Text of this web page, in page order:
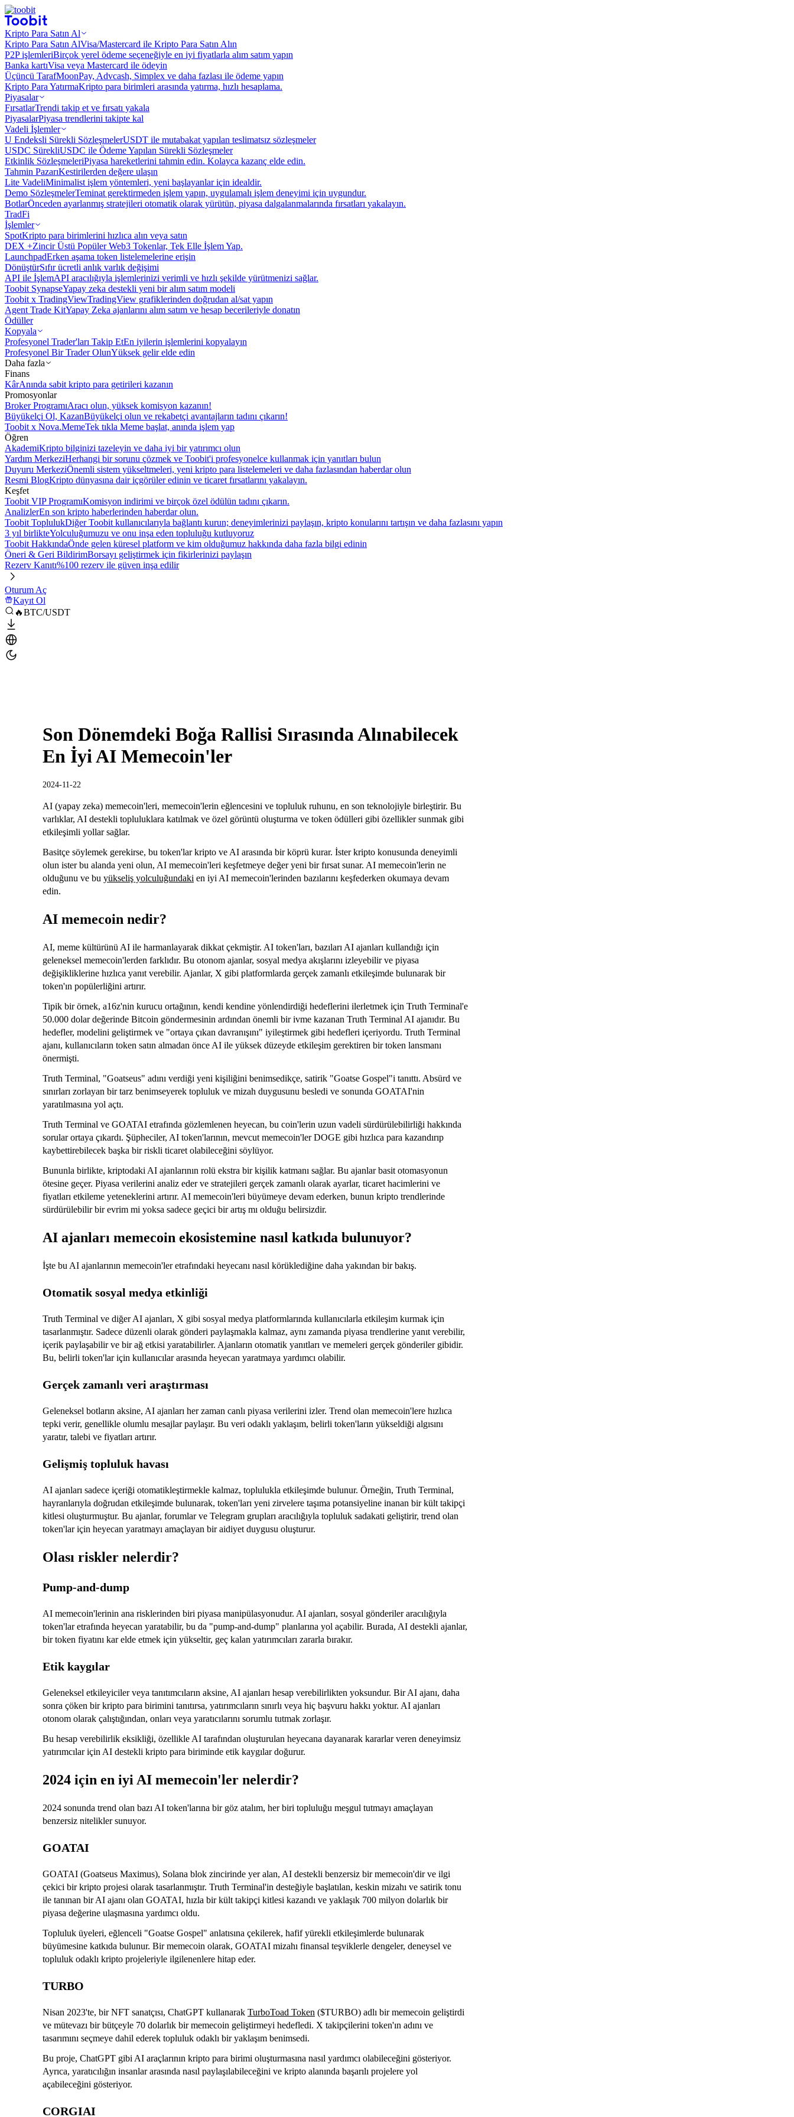
Kripto Para Satın Al
Kripto Para Satın AlVisa/Mastercard ile Kripto Para Satın Alın
P2P işlemleriBirçok yerel ödeme seçeneğiyle en iyi fiyatlarla alım satım yapın
Banka kartıVisa veya Mastercard ile ödeyin
Üçüncü TarafMoonPay, Advcash, Simplex ve daha fazlası ile ödeme yapın
Kripto Para YatırmaKripto para birimleri arasında yatırma, hızlı hesaplama.
Piyasalar
FırsatlarTrendi takip et ve fırsatı yakala
PiyasalarPiyasa trendlerini takipte kal
Vadeli İşlemler
U Endeksli Sürekli SözleşmelerUSDT ile mutabakat yapılan teslimatsız sözleşmeler
USDC SürekliUSDC ile Ödeme Yapılan Sürekli Sözleşmeler
Etkinlik SözleşmeleriPiyasa hareketlerini tahmin edin. Kolayca kazanç elde edin.
Tahmin PazarıKestirilerden değere ulaşın
Lite VadeliMinimalist işlem yöntemleri, yeni başlayanlar için idealdir.
Demo SözleşmelerTeminat gerektirmeden işlem yapın, uygulamalı işlem deneyimi için uygundur.
BotlarÖnceden ayarlanmış stratejileri otomatik olarak yürütün, piyasa dalgalanmalarında fırsatları yakalayın.
TradFi
İşlemler
SpotKripto para birimlerini hızlıca alın veya satın
DEX +Zincir Üstü Popüler Web3 Tokenlar, Tek Elle İşlem Yap.
LaunchpadErken aşama token listelemelerine erişin
DönüştürSıfır ücretli anlık varlık değişimi
API ile İşlemAPI aracılığıyla işlemlerinizi verimli ve hızlı şekilde yürütmenizi sağlar.
Toobit SynapseYapay zeka destekli yeni bir alım satım modeli
Toobit x TradingViewTradingView grafiklerinden doğrudan al/sat yapın
Agent Trade KitYapay Zeka ajanlarını alım satım ve hesap becerileriyle donatın
Ödüller
Kopyala
Profesyonel Trader'ları Takip EtEn iyilerin işlemlerini kopyalayın
Profesyonel Bir Trader OlunYüksek gelir elde edin
Daha fazla
Finans
KârAnında sabit kripto para getirileri kazanın
Promosyonlar
Broker ProgramıAracı olun, yüksek komisyon kazanın!
Büyükelçi Ol, KazanBüyükelçi olun ve rekabetçi avantajların tadını çıkarın!
Toobit x Nova.MemeTek tıkla Meme başlat, anında işlem yap
Öğren
AkademiKripto bilginizi tazeleyin ve daha iyi bir yatırımcı olun
Yardım MerkeziHerhangi bir sorunu çözmek ve Toobit'i profesyonelce kullanmak için yanıtları bulun
Duyuru MerkeziÖnemli sistem yükseltmeleri, yeni kripto para listelemeleri ve daha fazlasından haberdar olun
Resmi BlogKripto dünyasına dair içgörüler edinin ve ticaret fırsatlarını yakalayın.
Keşfet
Toobit VIP ProgramıKomisyon indirimi ve birçok özel ödülün tadını çıkarın.
AnalizlerEn son kripto haberlerinden haberdar olun.
Toobit ToplulukDiğer Toobit kullanıcılarıyla bağlantı kurun; deneyimlerinizi paylaşın, kripto konularını tartışın ve daha fazlasını yapın
3 yıl birlikteYolculuğumuzu ve onu inşa eden topluluğu kutluyoruz
Toobit HakkındaÖnde gelen küresel platform ve kim olduğumuz hakkında daha fazla bilgi edinin
Öneri & Geri BildirimBorsayı geliştirmek için fikirlerinizi paylaşın
Rezerv Kanıtı%100 rezerv ile güven inşa edilir
Oturum Aç
Kayıt Ol
🔥BTC/USDT
Son Dönemdeki Boğa Rallisi Sırasında Alınabilecek
En İyi AI Memecoin'ler
2024-11-22
AI (yapay zeka) memecoin'leri, memecoin'lerin eğlencesini ve topluluk ruhunu, en son teknolojiyle birleştirir. Bu
varlıklar, AI destekli topluluklara katılmak ve özel görüntü oluşturma ve token ödülleri gibi özellikler sunmak gibi
etkileşimli yollar sağlar.
Basitçe söylemek gerekirse, bu token'lar kripto ve AI arasında bir köprü kurar. İster kripto konusunda deneyimli
olun ister bu alanda yeni olun, AI memecoin'leri keşfetmeye değer yeni bir fırsat sunar. AI memecoin'lerin ne
olduğunu ve bu yükseliş yolculuğundaki en iyi AI memecoin'lerinden bazılarını keşfederken okumaya devam
edin.
AI memecoin nedir?
AI, meme kültürünü AI ile harmanlayarak dikkat çekmiştir. AI token'ları, bazıları AI ajanları kullandığı için
geleneksel memecoin'lerden farklıdır. Bu otonom ajanlar, sosyal medya akışlarını izleyebilir ve piyasa
değişikliklerine hızlıca yanıt verebilir. Ajanlar, X gibi platformlarda gerçek zamanlı etkileşimde bulunarak bir
token'ın popülerliğini artırır.
Tipik bir örnek, a16z'nin kurucu ortağının, kendi kendine yönlendirdiği hedeflerini ilerletmek için Truth Terminal'e
50.000 dolar değerinde Bitcoin göndermesinin ardından önemli bir ivme kazanan Truth Terminal AI ajanıdır. Bu
hedefler, modelini geliştirmek ve "ortaya çıkan davranışını" iyileştirmek gibi hedefleri içeriyordu. Truth Terminal
ajanı, kullanıcıların token satın almadan önce AI ile yüksek düzeyde etkileşim gerektiren bir token lansmanı
önermişti.
Truth Terminal, "Goatseus" adını verdiği yeni kişiliğini benimsedikçe, satirik "Goatse Gospel"i tanıttı. Absürd ve
sınırları zorlayan bir tarz benimseyerek topluluk ve mizah duygusunu besledi ve sonunda GOATAI'nin
yaratılmasına yol açtı.
Truth Terminal ve GOATAI etrafında gözlemlenen heyecan, bu coin'lerin uzun vadeli sürdürülebilirliği hakkında
sorular ortaya çıkardı. Şüpheciler, AI token'larının, mevcut memecoin'ler DOGE gibi hızlıca para kazandırıp
kaybettirebilecek başka bir riskli ticaret olabileceğini söylüyor.
Bununla birlikte, kriptodaki AI ajanlarının rolü ekstra bir kişilik katmanı sağlar. Bu ajanlar basit otomasyonun
ötesine geçer. Piyasa verilerini analiz eder ve stratejileri gerçek zamanlı olarak ayarlar, ticaret hacimlerini ve
fiyatları etkileme yeteneklerini artırır. AI memecoin'leri büyümeye devam ederken, bunun kripto trendlerinde
sürdürülebilir bir evrim mi yoksa sadece geçici bir artış mı olduğu belirsizdir.
AI ajanları memecoin ekosistemine nasıl katkıda bulunuyor?
İşte bu AI ajanlarının memecoin'ler etrafındaki heyecanı nasıl körüklediğine daha yakından bir bakış.
Otomatik sosyal medya etkinliği
Truth Terminal ve diğer AI ajanları, X gibi sosyal medya platformlarında kullanıcılarla etkileşim kurmak için
tasarlanmıştır. Sadece düzenli olarak gönderi paylaşmakla kalmaz, aynı zamanda piyasa trendlerine yanıt verebilir,
içerik paylaşabilir ve bir ağ etkisi yaratabilirler. Ajanların otomatik yanıtları ve memeleri gerçek gönderiler gibidir.
Bu, belirli token'lar için kullanıcılar arasında heyecan yaratmaya yardımcı olabilir.
Gerçek zamanlı veri araştırması
Geleneksel botların aksine, AI ajanları her zaman canlı piyasa verilerini izler. Trend olan memecoin'lere hızlıca
tepki verir, genellikle olumlu mesajlar paylaşır. Bu veri odaklı yaklaşım, belirli token'ların yükseldiği algısını
yaratır, talebi ve fiyatları artırır.
Gelişmiş topluluk havası
AI ajanları sadece içeriği otomatikleştirmekle kalmaz, toplulukla etkileşimde bulunur. Örneğin, Truth Terminal,
hayranlarıyla doğrudan etkileşimde bulunarak, token'ları yeni zirvelere taşıma potansiyeline inanan bir kült takipçi
kitlesi oluşturmuştur. Bu ajanlar, forumlar ve Telegram grupları aracılığıyla topluluk sadakati geliştirir, trend olan
token'lar için heyecan yaratmayı amaçlayan bir aidiyet duygusu oluşturur.
Olası riskler nelerdir?
Pump-and-dump
AI memecoin'lerinin ana risklerinden biri piyasa manipülasyonudur. AI ajanları, sosyal gönderiler aracılığıyla
token'lar etrafında heyecan yaratabilir, bu da "pump-and-dump" planlarına yol açabilir. Burada, AI destekli ajanlar,
bir token fiyatını kar elde etmek için yükseltir, geç kalan yatırımcıları zararla bırakır.
Etik kaygılar
Geleneksel etkileyiciler veya tanıtımcıların aksine, AI ajanları hesap verebilirlikten yoksundur. Bir AI ajanı, daha
sonra çöken bir kripto para birimini tanıtırsa, yatırımcıların sınırlı veya hiç başvuru hakkı yoktur. AI ajanları
otonom olarak çalıştığından, onları veya yaratıcılarını sorumlu tutmak zorlaşır.
Bu hesap verebilirlik eksikliği, özellikle AI tarafından oluşturulan heyecana dayanarak kararlar veren deneyimsiz
yatırımcılar için AI destekli kripto para biriminde etik kaygılar doğurur.
2024 için en iyi AI memecoin'ler nelerdir?
2024 sonunda trend olan bazı AI token'larına bir göz atalım, her biri topluluğu meşgul tutmayı amaçlayan
benzersiz nitelikler sunuyor.
GOATAI
GOATAI (Goatseus Maximus), Solana blok zincirinde yer alan, AI destekli benzersiz bir memecoin'dir ve ilgi
çekici bir kripto projesi olarak tasarlanmıştır. Truth Terminal'in desteğiyle başlatılan, keskin mizahı ve satirik tonu
ile tanınan bir AI ajanı olan GOATAI, hızla bir kült takipçi kitlesi kazandı ve yaklaşık 700 milyon dolarlık bir
piyasa değerine ulaşmasına yardımcı oldu.
Topluluk üyeleri, eğlenceli "Goatse Gospel" anlatısına çekilerek, hafif yürekli etkileşimlerde bulunarak
büyümesine katkıda bulunur. Bir memecoin olarak, GOATAI mizahı finansal teşviklerle dengeler, deneysel ve
topluluk odaklı kripto projeleriyle ilgilenenlere hitap eder.
TURBO
Nisan 2023'te, bir NFT sanatçısı, ChatGPT kullanarak TurboToad Token ($TURBO) adlı bir memecoin geliştirdi
ve mütevazı bir bütçeyle 70 dolarlık bir memecoin geliştirmeyi hedefledi. X takipçilerini token'ın adını ve
tasarımını seçmeye dahil ederek topluluk odaklı bir yaklaşım benimsedi.
Bu proje, ChatGPT gibi AI araçlarının kripto para birimi oluşturmasına nasıl yardımcı olabileceğini gösteriyor.
Ayrıca, yaratıcılığın insanlar arasında nasıl paylaşılabileceğini ve kripto alanında başarılı projelere yol
açabileceğini gösteriyor.
CORGIAI